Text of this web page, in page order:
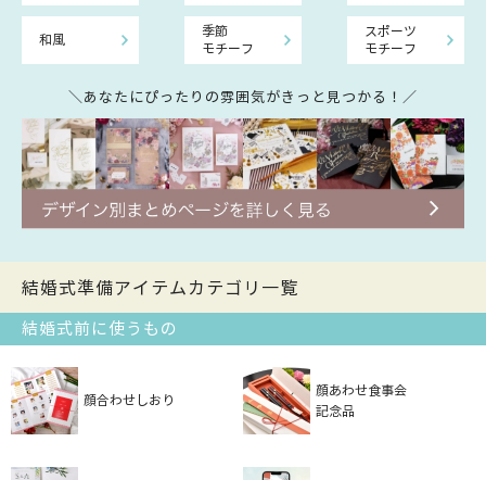
和風
季節
モチーフ
スポーツ
モチーフ
＼あなたにぴったりの雰囲気がきっと見つかる！／
結婚式準備アイテムカテゴリ一覧
結婚式前に使うもの
顔合わせしおり
顔あわせ食事会
記念品